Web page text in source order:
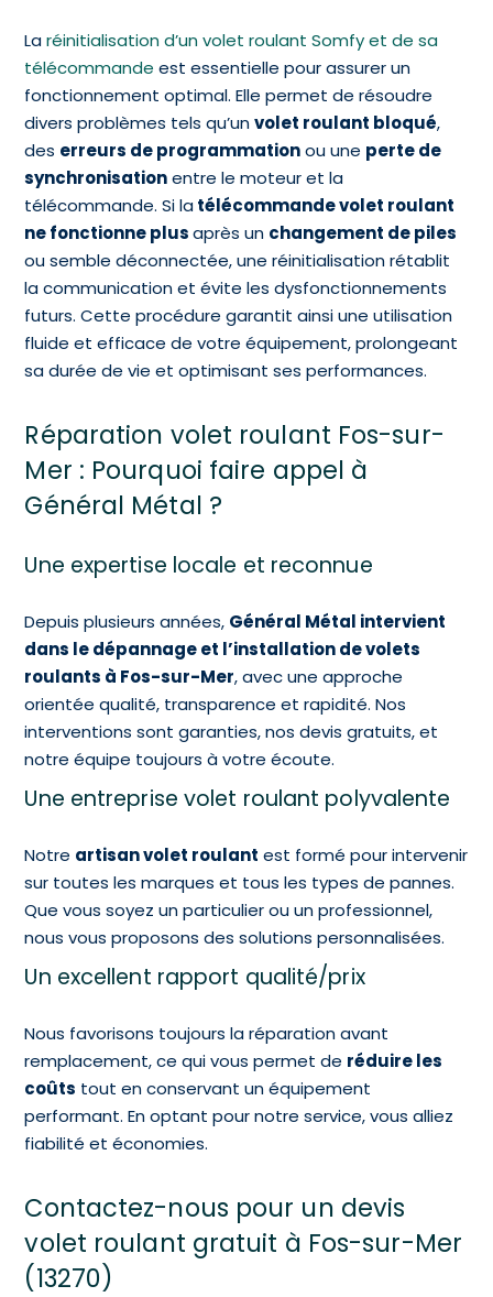
Laréinitialisation d’un volet roulant Somfy et de sa
télécommande est essentielle pour assurer un
fonctionnement optimal. Elle permet de résoudre
divers problèmes tels qu’unvolet roulant bloqué,
des erreurs de programmationou une perte de
synchronisationentre le moteur et la
télécommande. Si latélécommande volet roulant
ne fonctionne plusaprès un changement de piles
ou semble déconnectée, une réinitialisation rétablit
la communication et évite les dysfonctionnements
futurs. Cette procédure garantit ainsi une utilisation
fluide et efficace de votre équipement, prolongeant
sa durée de vie et optimisant ses performances.
Réparation volet roulant Fos-sur-
Mer : Pourquoi faire appel à
Général Métal ?
Une expertise locale et reconnue
Depuis plusieurs années, Général Métal intervient
dans le dépannage et l’installation de volets
roulants à Fos-sur-Mer, avec une approche
orientée qualité, transparence et rapidité. Nos
interventions sont garanties, nos devis gratuits, et
notre équipe toujours à votre écoute.
Une entreprise volet roulant polyvalente
Notre artisan volet roulant est formé pour intervenir
sur toutes les marques et tous les types de pannes.
Que vous soyez un particulier ou un professionnel,
nous vous proposons des solutions personnalisées.
Un excellent rapport qualité/prix
Nous favorisons toujours la réparation avant
remplacement, ce qui vous permet de réduire les
coûts tout en conservant un équipement
performant. En optant pour notre service, vous alliez
fiabilité et économies.
Contactez-nous pour un devis
volet roulant gratuit à Fos-sur-Mer
(13270)